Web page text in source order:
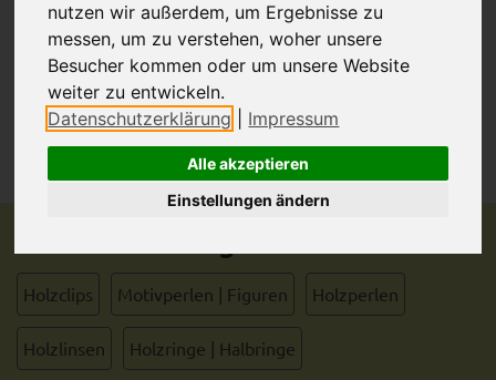
nutzen wir außerdem, um Ergebnisse zu
messen, um zu verstehen, woher unsere
Besucher kommen oder um unsere Website
weiter zu entwickeln.
Datenschutzerklärung
Impressum
Alle akzeptieren
Einstellungen ändern
In dieser Kategorie gibt es derzeit keine
Artikel.
Holzclips Motivperlen | Figuren Holzperlen
Holzlinsen Holzringe | Halbringe